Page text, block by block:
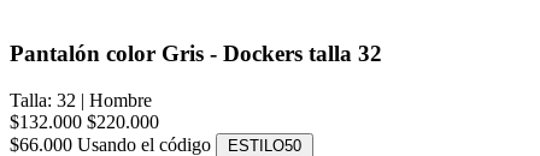
Pantalón color Gris - Dockers talla 32
Talla: 32 | Hombre
$132.000 $220.000
$66.000 Usando el código ESTILO50